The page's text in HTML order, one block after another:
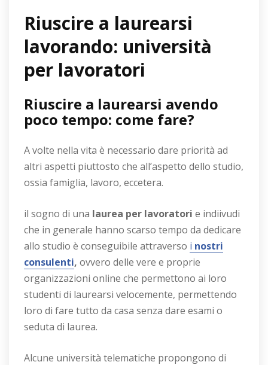
Riuscire a laurearsi
lavorando: università
per lavoratori
Riuscire a laurearsi avendo
poco tempo: come fare?
A volte nella vita è necessario dare priorità ad
altri aspetti piuttosto che all’aspetto dello studio,
ossia famiglia, lavoro, eccetera.
il sogno di una laurea per lavoratori e indiivudi
che in generale hanno scarso tempo da dedicare
allo studio è conseguibile attraverso i nostri
consulenti, ovvero delle vere e proprie
organizzazioni online che permettono ai loro
studenti di laurearsi velocemente, permettendo
loro di fare tutto da casa senza dare esami o
seduta di laurea.
Alcune università telematiche propongono di